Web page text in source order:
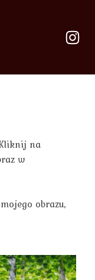
na
w
obrazu,